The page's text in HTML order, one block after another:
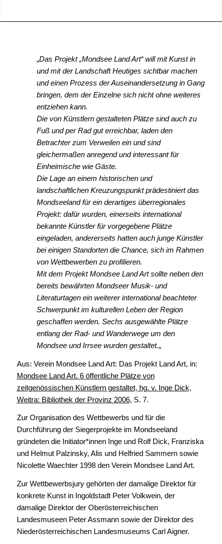
„Das Projekt „Mondsee Land Art“ will mit Kunst in
und mit der Landschaft Heutiges sichtbar machen
und einen Prozess der Auseinandersetzung in Gang
bringen, dem der Einzelne sich nicht ohne weiteres
entziehen kann.
Die von Künstlern gestalteten Plätze sind auch zu
Fuß und per Rad gut erreichbar, laden den
Betrachter zum Verweilen ein und sind
gleichermaßen anregend und interessant für
Einheimische wie Gäste.
Die Lage an einem historischen und
landschaftlichen Kreuzungspunkt prädestiniert das
Mondseeland für ein derartiges überregionales
Projekt: dafür wurden, einerseits international
bekannte Künstler für vorgegebene Plätze
eingeladen, andererseits hatten auch junge Künstler
bei einigen Standorten die Chance, sich im Rahmen
von Wettbewerben zu profilieren.
Mit dem Projekt Mondsee Land Art sollte neben den
bereits bewährten Mondseer Musik- und
Literaturtagen ein weiterer international beachteter
Schwerpunkt im kulturellen Leben der Region
geschaffen werden. Sechs ausgewählte Plätze
entlang der Rad- und Wanderwege um den
Mondsee und Irrsee wurden gestaltet.„
Aus: Verein Mondsee Land Art: Das Projekt Land Art, in:
Mondsee Land Art. 6 öffentliche Plätze von
zeitgenössischen Künstlern gestaltet, hg. v. Inge Dick,
Weitra: Bibliothek der Provinz 2006, S. 7.
Zur Organisation des Wettbewerbs und für die
Durchführung der Siegerprojekte im Mondseeland
gründeten die Initiator*innen Inge und Rolf Dick, Franziska
und Helmut Palzinsky, Alis und Helfried Sammern sowie
Nicolette Waechter 1998 den Verein Mondsee Land Art.
Zur Wettbewerbsjury gehörten der damalige Direktor für
konkrete Kunst in Ingoldstadt Peter Volkwein, der
damalige Direktor der Oberösterreichischen
Landesmuseen Peter Assmann sowie der Direktor des
Niederösterreichischen Landesmuseums Carl Aigner.